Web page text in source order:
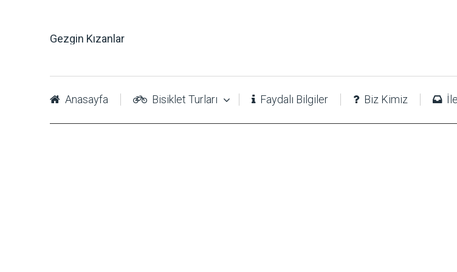
Gezgin Kızanlar
Anasayfa Bisiklet Turları Faydalı Bilgiler Biz Kimiz